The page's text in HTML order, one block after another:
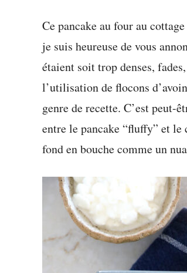
Ce pancake au four au
je suis heureuse de vous
étaient soit trop denses,
l’utilisation de flocons
genre de recette. C’est
entre le pancake “fluffy” et
fond en bouche comme un